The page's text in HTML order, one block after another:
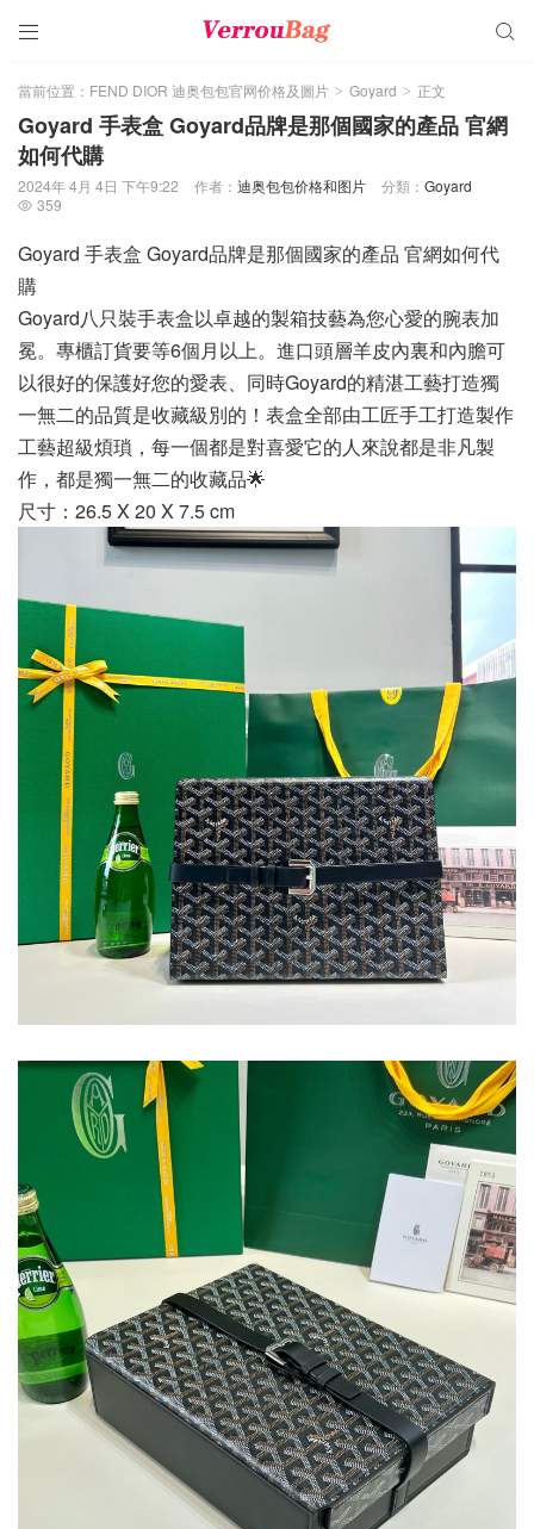
 
當前位置： FEND DIOR 迪奥包包官网价格及圖片 > Goyard > 正文
Goyard 手表盒 Goyard品牌是那個國家的產品 官網
如何代購
2024年 4月 4日 下午9:22 作者： 迪奥包包价格和图片 分類： Goyard
 359
Goyard 手表盒 Goyard品牌是那個國家的產品 官網如何代
購
Goyard八只裝手表盒以卓越的製箱技藝為您心愛的腕表加
冕。專櫃訂貨要等6個月以上。進口頭層羊皮內裏和內膽可
以很好的保護好您的愛表、同時Goyard的精湛工藝打造獨
一無二的品質是收藏級別的！表盒全部由工匠手工打造製作
工藝超級煩瑣，每一個都是對喜愛它的人來說都是非凡製
作，都是獨一無二的收藏品🌟
尺寸：26.5 X 20 X 7.5 cm